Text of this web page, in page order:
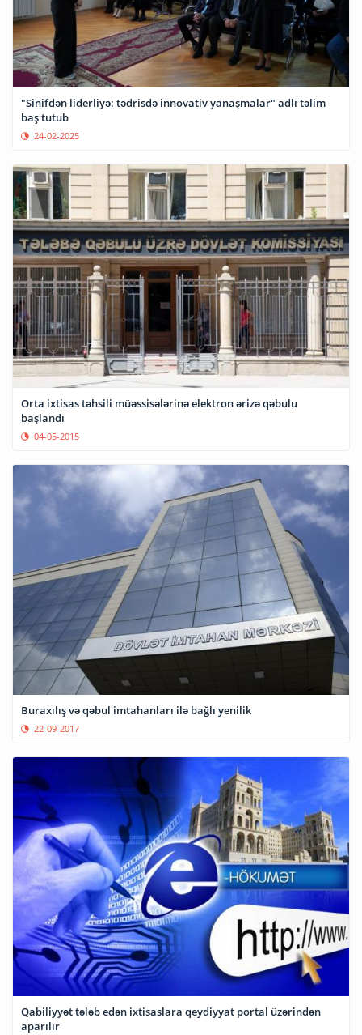
"Sinifdən liderliyə: tədrisdə innovativ yanaşmalar" adlı təlim
baş tutub
24-02-2025
Orta ixtisas təhsili müəssisələrinə elektron ərizə qəbulu
başlandı
04-05-2015
Buraxılış və qəbul imtahanları ilə bağlı yenilik
22-09-2017
Qabiliyyət tələb edən ixtisaslara qeydiyyat portal üzərindən
aparılır